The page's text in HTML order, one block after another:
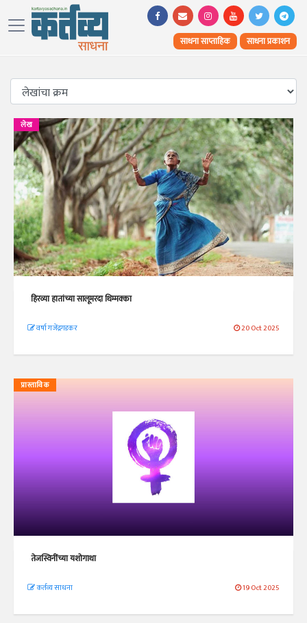
साधना साप्ताहिक साधना प्रकाशन
लेख
हिरव्या हातांच्या सालूमरदा थिम्मक्का
वर्षा गजेंद्रगडकर 20 Oct 2025
प्रास्ताविक
तेजस्विनींच्या यशोगाथा
कर्तव्य साधना 19 Oct 2025